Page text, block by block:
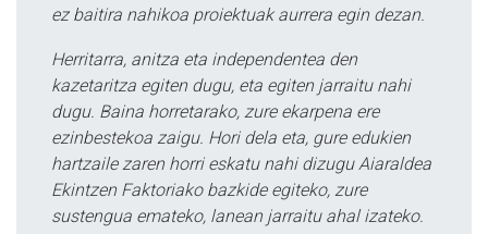
ez baitira nahikoa proiektuak aurrera egin dezan.
Herritarra, anitza eta independentea den
kazetaritza egiten dugu, eta egiten jarraitu nahi
dugu. Baina horretarako, zure ekarpena ere
ezinbestekoa zaigu. Hori dela eta, gure edukien
hartzaile zaren horri eskatu nahi dizugu Aiaraldea
Ekintzen Faktoriako bazkide egiteko, zure
sustengua emateko, lanean jarraitu ahal izateko.